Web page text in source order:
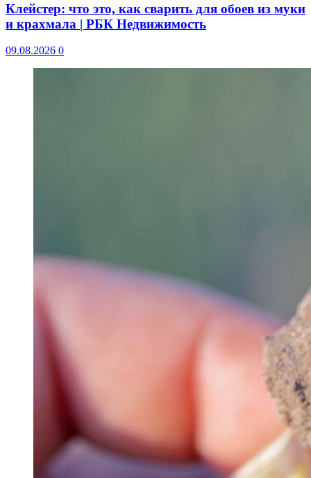
Клейстер: что это, как сварить для обоев из муки
и крахмала | РБК Недвижимость
09.08.2026 0